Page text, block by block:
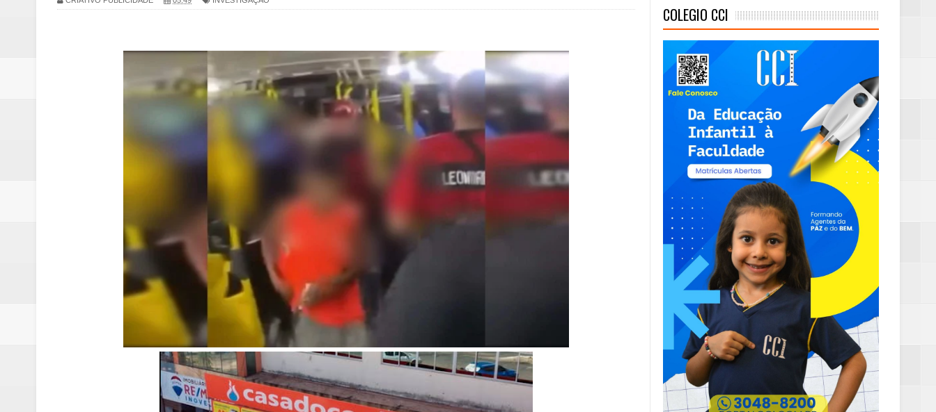
Campanha para Transplante do Padre Lucas de Samambaia entra em mês decisivo com 72% da meta alcançada
Relatório apontou riscos no aterro sanitário de Samambaia meses antes de morte de trabalhador
Renata D'Aguiar intensifica ações sociais e cobrança por melhorias em Samambaia
Moradores encontram quase 50 escorpiões em boca de lobo em Samambaia
Homem é socorrido após ser vítima de agressão em Samambaia
Moradora de Samambaia tem prisão preventiva decretada pela Justiça
Claudeci Luart surge como uma nova força e esperança para os feirantes do DF
Samambaia inicia campanha para atualizar vacinação de crianças e adolescentes
Morador de Samambaia morre após sofrer mal súbito
PL e Flávio Bolsonaro oficializam candidatura de Hamilton Tatu por Samambaia, Recanto das Emas e Água Quente
Renata D´Aguiar destaca potencial da pecuária para fortalecer a economia do Distrito Federal
Trabalhador morre após ser atingido por trator em aterro de Samambaia
Laboratório de Vertentes Psy promove formação gratuita em Psytrance em Samambaia
COLEGIO CCI